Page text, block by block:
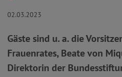
02.03.2023
Gäste sind u. a. die
Frauenrates, Beate von
Direktorin der